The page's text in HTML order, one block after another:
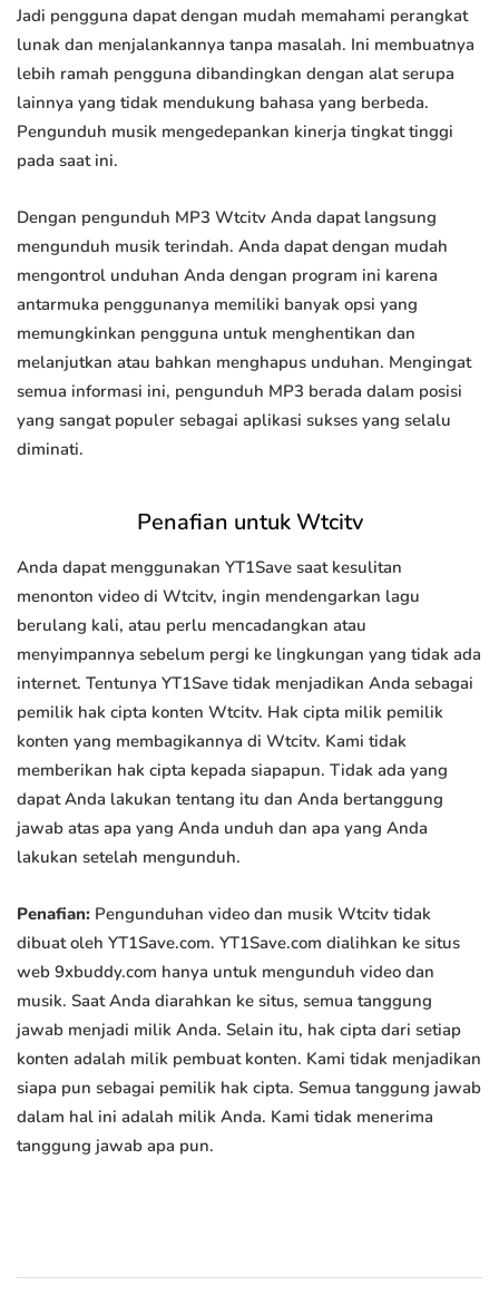
Jadi pengguna dapat dengan mudah memahami perangkat
lunak dan menjalankannya tanpa masalah. Ini membuatnya
lebih ramah pengguna dibandingkan dengan alat serupa
lainnya yang tidak mendukung bahasa yang berbeda.
Pengunduh musik mengedepankan kinerja tingkat tinggi
pada saat ini.
Dengan pengunduh MP3 Wtcitv Anda dapat langsung
mengunduh musik terindah. Anda dapat dengan mudah
mengontrol unduhan Anda dengan program ini karena
antarmuka penggunanya memiliki banyak opsi yang
memungkinkan pengguna untuk menghentikan dan
melanjutkan atau bahkan menghapus unduhan. Mengingat
semua informasi ini, pengunduh MP3 berada dalam posisi
yang sangat populer sebagai aplikasi sukses yang selalu
diminati.
Penafian untuk Wtcitv
Anda dapat menggunakan YT1Save saat kesulitan
menonton video di Wtcitv, ingin mendengarkan lagu
berulang kali, atau perlu mencadangkan atau
menyimpannya sebelum pergi ke lingkungan yang tidak ada
internet. Tentunya YT1Save tidak menjadikan Anda sebagai
pemilik hak cipta konten Wtcitv. Hak cipta milik pemilik
konten yang membagikannya di Wtcitv. Kami tidak
memberikan hak cipta kepada siapapun. Tidak ada yang
dapat Anda lakukan tentang itu dan Anda bertanggung
jawab atas apa yang Anda unduh dan apa yang Anda
lakukan setelah mengunduh.
Penafian: Pengunduhan video dan musik Wtcitv tidak
dibuat oleh YT1Save.com. YT1Save.com dialihkan ke situs
web 9xbuddy.com hanya untuk mengunduh video dan
musik. Saat Anda diarahkan ke situs, semua tanggung
jawab menjadi milik Anda. Selain itu, hak cipta dari setiap
konten adalah milik pembuat konten. Kami tidak menjadikan
siapa pun sebagai pemilik hak cipta. Semua tanggung jawab
dalam hal ini adalah milik Anda. Kami tidak menerima
tanggung jawab apa pun.